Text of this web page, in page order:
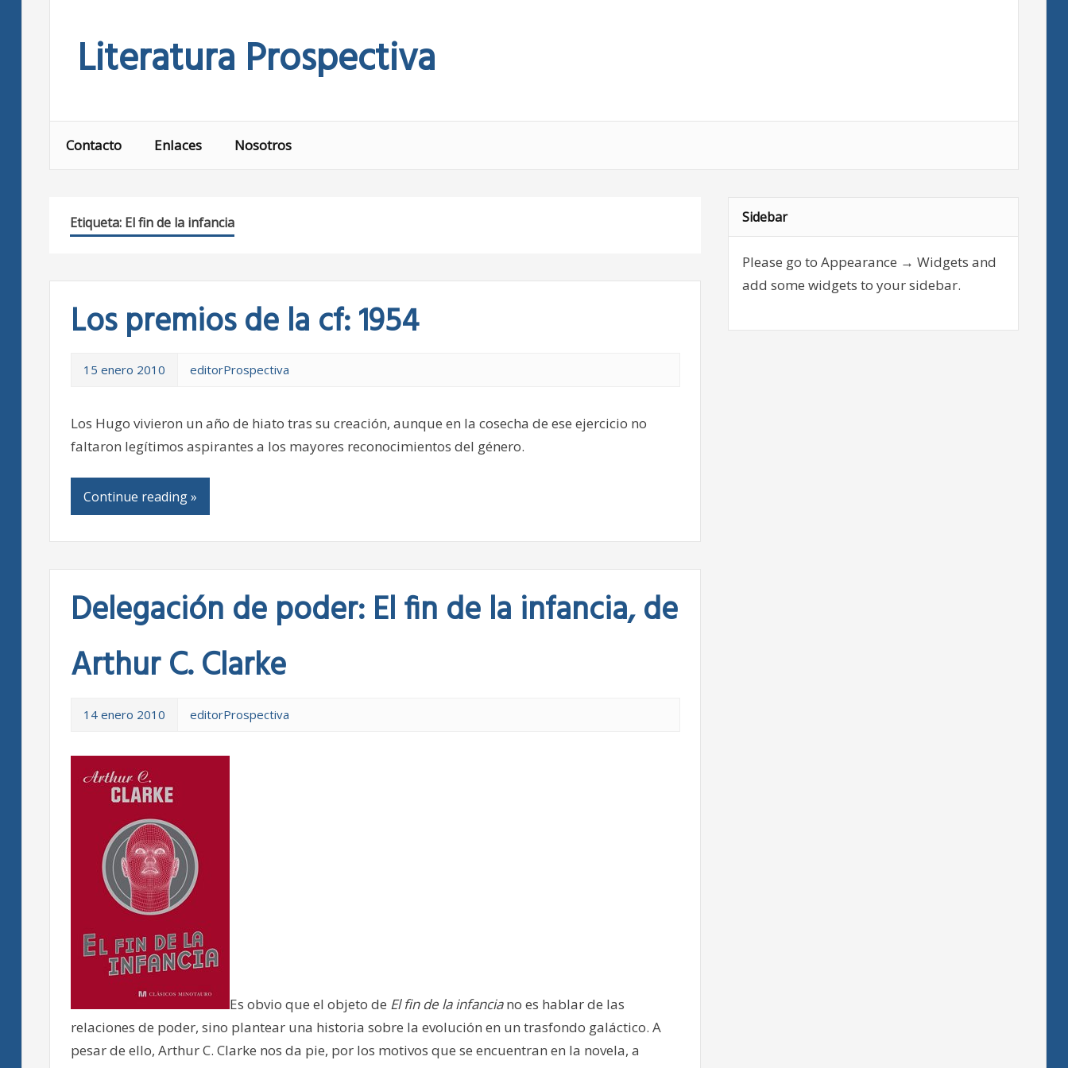
Literatura Prospectiva
Contacto Enlaces Nosotros
Etiqueta: El fin de la infancia
Los premios de la cf: 1954
15 enero 2010 editorProspectiva
Los Hugo vivieron un año de hiato tras su creación, aunque en la cosecha de ese ejercicio no
faltaron legítimos aspirantes a los mayores reconocimientos del género.
Continue reading »
Delegación de poder: El fin de la infancia, de
Arthur C. Clarke
14 enero 2010 editorProspectiva
Es obvio que el objeto de El fin de la infanciano es hablar de las
relaciones de poder, sino plantear una historia sobre la evolución en un trasfondo galáctico. A
pesar de ello, Arthur C. Clarke nos da pie, por los motivos que se encuentran en la novela, a
Sidebar
Please go to Appearance → Widgets and
add some widgets to your sidebar.